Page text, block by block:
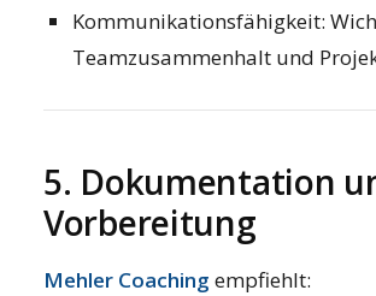
Kommunikationsfähigkeit:
Teamzusammenhalt und
5. Dokumentation
Vorbereitung
Mehler Coaching empfiehlt: